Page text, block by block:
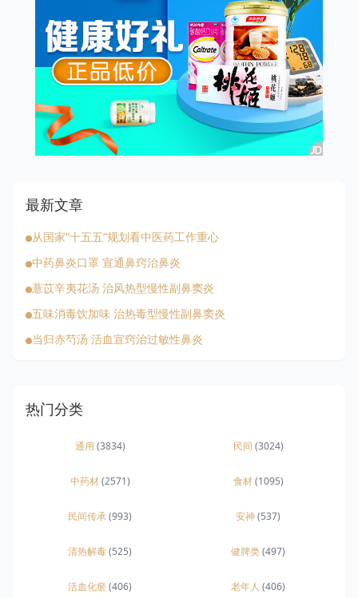
最新文章
从国家“十五五”规划看中医药工作重心
中药鼻炎口罩 宣通鼻窍治鼻炎
薏苡辛夷花汤 治风热型慢性副鼻窦炎
五味消毒饮加味 治热毒型慢性副鼻窦炎
当归赤芍汤 活血宣窍治过敏性鼻炎
热门分类
通用 (3834) 民间 (3024)
中药材(2571) 食材(1095)
民间传承(993) 安神(537)
清热解毒(525) 健脾类(497)
活血化瘀(406) 老年人 (406)